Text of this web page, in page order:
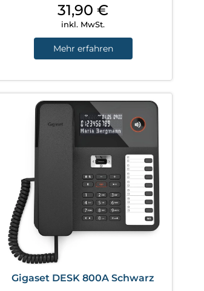
31,90€
inkl. MwSt.
Mehr erfahren
Gigaset DESK 800A Schwarz